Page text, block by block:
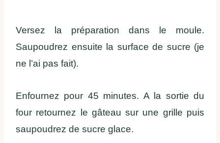
Versez la préparation dans le moule.
Saupoudrez ensuite la surface de sucre (je
ne l’ai pas fait).
Enfournez pour 45 minutes. A la sortie du
four retournez le gâteau sur une grille puis
saupoudrez de sucre glace.